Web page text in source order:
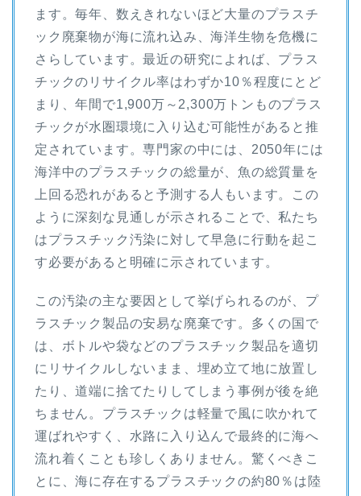
ます。毎年、数えきれないほど大量のプラスチ
ック廃棄物が海に流れ込み、海洋生物を危機に
さらしています。最近の研究によれば、プラス
チックのリサイクル率はわずか10％程度にとど
まり、年間で1,900万～2,300万トンものプラス
チックが水圏環境に入り込む可能性があると推
定されています。専門家の中には、2050年には
海洋中のプラスチックの総量が、魚の総質量を
上回る恐れがあると予測する人もいます。この
ように深刻な見通しが示されることで、私たち
はプラスチック汚染に対して早急に行動を起こ
す必要があると明確に示されています。
この汚染の主な要因として挙げられるのが、プ
ラスチック製品の安易な廃棄です。多くの国で
は、ボトルや袋などのプラスチック製品を適切
にリサイクルしないまま、埋め立て地に放置し
たり、道端に捨てたりしてしまう事例が後を絶
ちません。プラスチックは軽量で風に吹かれて
運ばれやすく、水路に入り込んで最終的に海へ
流れ着くことも珍しくありません。驚くべきこ
とに、海に存在するプラスチックの約80％は陸